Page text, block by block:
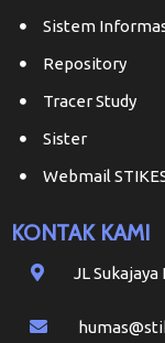
Sistem
Repository
Tracer Study
Sister
Webmail
KONTAK KAMI
JL